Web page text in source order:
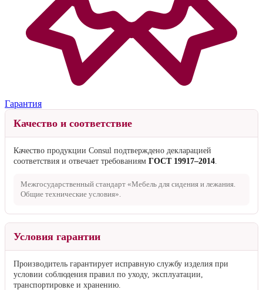
Гарантия
Качество и соответствие
Качество продукции Consul подтверждено декларацией
соответствия и отвечает требованиям ГОСТ 19917–2014
Межгосударственный стандарт «Мебель для сидения и лежания.
Общие технические условия».
Условия гарантии
Производитель гарантирует исправную службу изделия при
условии соблюдения правил по уходу, эксплуатации,
транспортировке и хранению.